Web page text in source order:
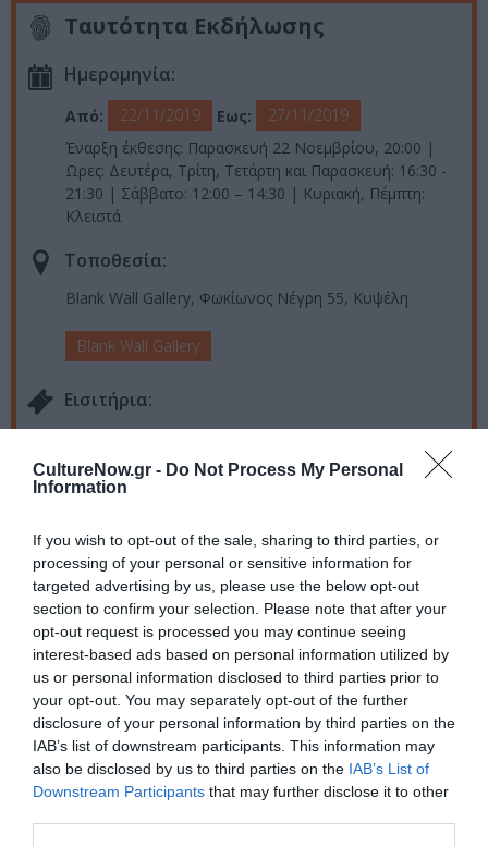
CultureNow.gr - Do Not Process My Personal
Information
If you wish to opt-out of the sale, sharing to third parties, or
processing of your personal or sensitive information for
targeted advertising by us, please use the below opt-out
section to confirm your selection. Please note that after your
opt-out request is processed you may continue seeing
interest-based ads based on personal information utilized by
us or personal information disclosed to third parties prior to
your opt-out. You may separately opt-out of the further
disclosure of your personal information by third parties on the
IAB’s list of downstream participants. This information may
also be disclosed by us to third parties on the IAB’s List of
Downstream Participants that may further disclose it to other
Ταυτότητα Εκδήλωσης
Ημερομηνία:
Από: 22/11/2019 Εως:
27/11/2019
Έναρξη έκθεσης: Παρασκευή 22 Νοεμβρίου, 20:00 |
Ωρες: Δευτέρα, Τρίτη, Τετάρτη και Παρασκευή: 16:30 -
21:30 | Σάββατο: 12:00 – 14:30 | Κυριακή, Πέμπτη:
Κλειστά
Τοποθεσία:
Blank Wall Gallery, Φωκίωνος Νέγρη 55, Κυψέλη
Blank Wall Gallery
Eισιτήρια:
Πληροφορίες / Κρατήσεις:
www.blankwallgallery.com
Ακολουθήστε το Culturenow.gr στοGoogle Newsκαι
μάθετε πρώτοι όλες τις ειδήσεις
Δείτε όλα τατελευταία νέαγια την Τέχνη και τον
Πολιτισμό στοCulturenow.gr
Νέοι Διαγωνισμοί❯